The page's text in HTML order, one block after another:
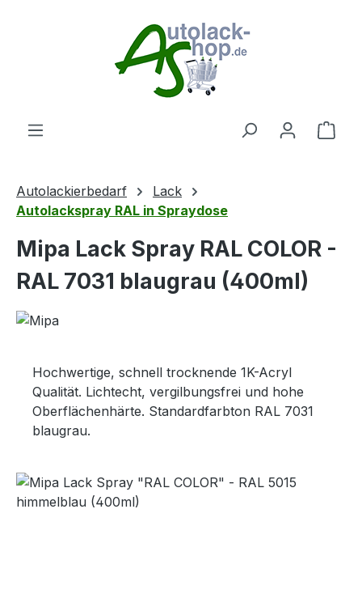
Autolackierbedarf
Lack
Autolackspray RAL in Spraydose
Mipa Lack Spray RAL COLOR -
RAL 7031 blaugrau (400ml)
Hochwertige, schnell trocknende 1K-Acryl
Qualität. Lichtecht, vergilbungsfrei und hohe
Oberflächenhärte. Standardfarbton RAL 7031
blaugrau.
Bildergalerie überspringen